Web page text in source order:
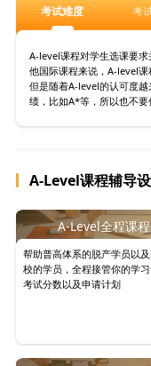
考试难度 考
A-level课程对学生选课要
他国际课程来说，A-level课
但是随着A-level的认可度
绩，比如A*等，所以也不要
A-Level课程辅导
A-Level全程课程
帮助普高体系的脱产学员以
校的学员，全程接管你的学习
考试分数以及申请计划